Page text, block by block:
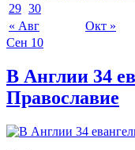
« Авг Окт »
29 30
Сен 10
В Англии 34
Православие